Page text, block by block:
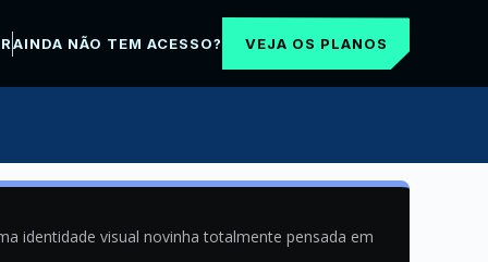
AINDA NÃO TEM ACESSO? VEJA OS PLANOS
identidade visual novinha totalmente pensada em